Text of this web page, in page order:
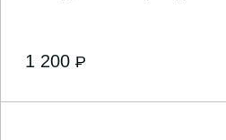
1 200 P